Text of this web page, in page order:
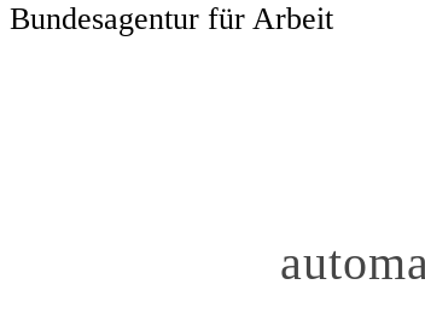
Bundesagentur für Arbeit